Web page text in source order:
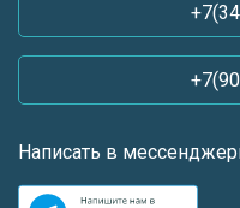
Написать в